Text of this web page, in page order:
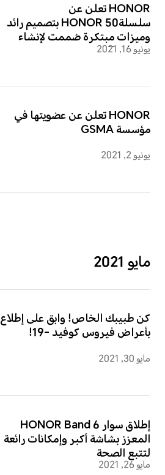
HONOR تعلن عن
سلسلةHONOR 50 بتصميم رائد
وميزات مبتكرة صُممت لإنشاء
مدونات الفيديو
يونيو 16, 2021
HONOR تعلن عن عضويتها في
مؤسسة GSMA
يونيو 2, 2021
مايو 2021
كن طبيبك الخاص! وابق على إطلاع
بأعراض فيروس كوفيد -19!
مايو 30, 2021
إطلاق سوار HONOR Band 6
المعزز بشاشة أكبر وإمكانات رائعة
لتتبع الصحة
مايو 26, 2021